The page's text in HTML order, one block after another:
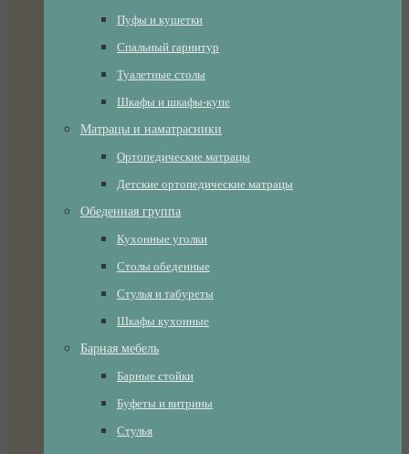
Пуфы и кушетки
Спальный гарнитур
Туалетные столы
Шкафы и шкафы-купе
Матрацы и наматрасники
Ортопедические матрацы
Детские ортопедические матрацы
Обеденная группа
Кухонные уголки
Столы обеденные
Стулья и табуреты
Шкафы кухонные
Барная мебель
Барные стойки
Буфеты и витрины
Стулья